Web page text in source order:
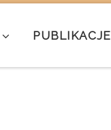
PUBLIKACJE